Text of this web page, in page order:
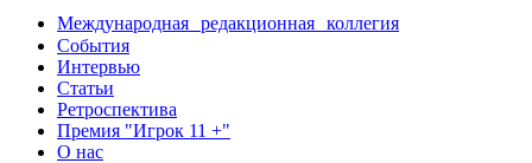
Международная редакционная коллегия
События
Интервью
Статьи
Ретроспектива
Премия "Игрок 11 +"
О нас